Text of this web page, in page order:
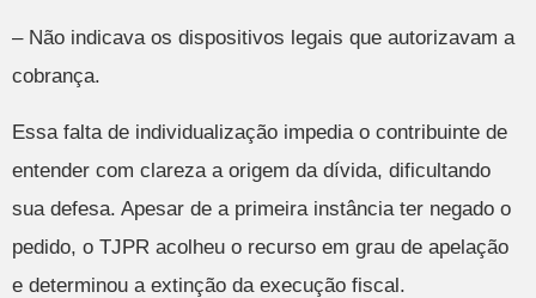
– Não indicava os dispositivos legais que autorizavam a
cobrança.
Essa falta de individualização impedia o contribuinte de
entender com clareza a origem da dívida, dificultando
sua defesa. Apesar de a primeira instância ter negado o
pedido, o TJPR acolheu o recurso em grau de apelação
e determinou a extinção da execução fiscal.